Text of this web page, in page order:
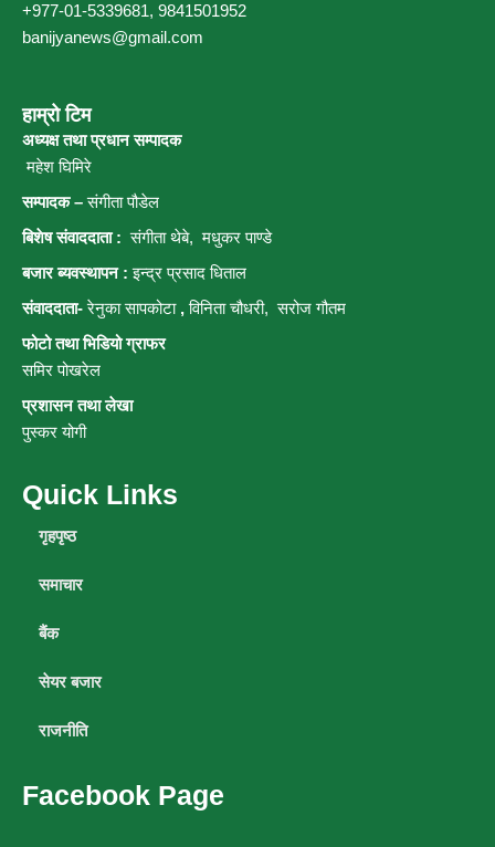
+977-01-5339681, 9841501952
banijyanews@gmail.com
हाम्रो टिम
अध्यक्ष तथा प्रधान सम्पादक
महेश घिमिरे
सम्पादक –संगीता पौडेल
बिशेष संवाददाता : संगीता थेबे,मधुकर पाण्डे
बजार ब्यवस्थापन : इन्द्र प्रसाद धिताल
संवाददाता-रेनुका सापकोटा, विनिता चौधरी, सरोज गौतम
फोटो तथा भिडियो ग्राफर
समिर पोखरेल
प्रशासन तथा लेखा
पुस्कर योगी
Quick Links
गृहपृष्ठ
समाचार
बैंक
सेयर बजार
राजनीति
Facebook Page